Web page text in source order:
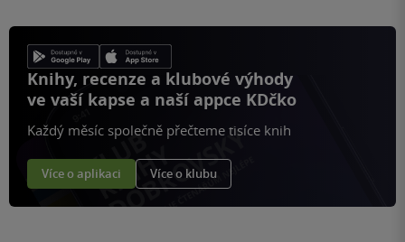
Knihy, recenze a klubové výhody
ve vaší kapse a naší appce KDčko
Každý měsíc společně přečteme tisíce knih
Více o aplikaci Více o klubu